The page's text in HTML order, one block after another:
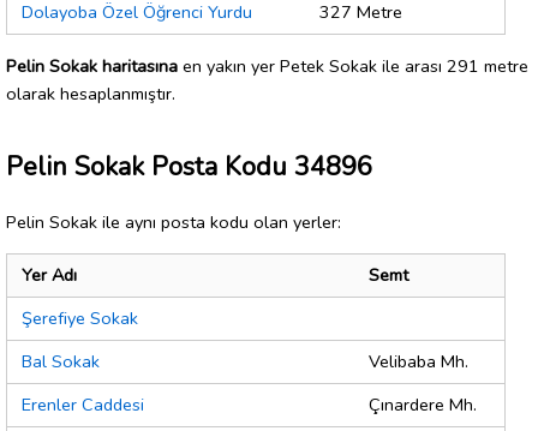
Dolayoba Özel Öğrenci Yurdu
327 Metre
Pelin Sokak haritasına en yakın yer Petek Sokak ile arası 291 metre
olarak hesaplanmıştır.
Pelin Sokak Posta Kodu 34896
Pelin Sokak ile aynı posta kodu olan yerler:
Yer Adı
Semt
Şerefiye Sokak
Bal Sokak
Velibaba Mh.
Erenler Caddesi
Çınardere Mh.